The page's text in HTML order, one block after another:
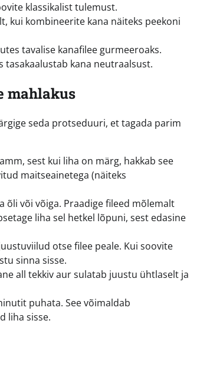
klassikalist tulemust.
kui kombineerite kana näiteks peekoni
tavalise kanafilee gurmeeroaks.
tasakaalustab kana neutraalsust.
mahlakus
seda protseduuri, et tagada parim
sest kui liha on märg, hakkab see
maitseainetega (näiteks
õli või võiga. Praadige fileed mõlemalt
liha sel hetkel lõpuni, sest edasine
otse filee peale. Kui soovite
sinna sisse.
all tekkiv aur sulatab juustu ühtlaselt ja
puhata. See võimaldab
liha sisse.